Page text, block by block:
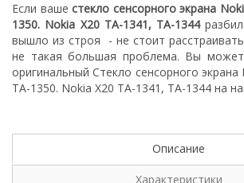
Если ваше стекло сенсорного экрана
1350. Nokia X20 TA-1341, TA-1344
вышло из строя - не стоит
не такая большая проблема. Вы
оригинальный Стекло сенсорного экрана
TA-1350. Nokia X20 TA-1341, TA-1344 на
Описание
Характеристики